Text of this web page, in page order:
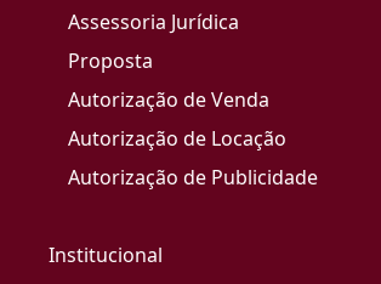
Assessoria Jurídica
Proposta
Autorização de Venda
Autorização de Locação
Autorização de Publicidade
Institucional